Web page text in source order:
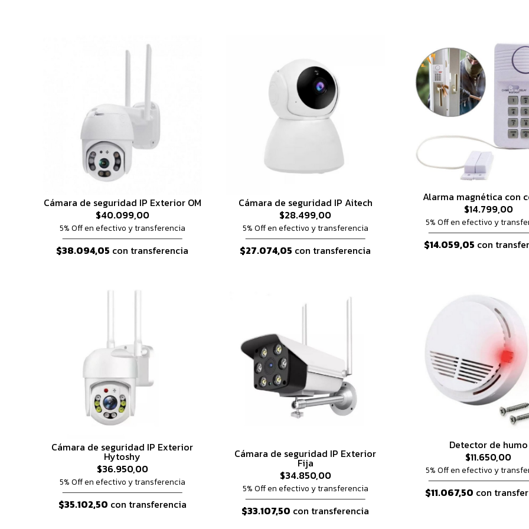
Cámara de seguridad IP Exterior OM
$40.099,00
5% Off en efectivo y transferencia
$38.094,05 con transferencia
Cámara de seguridad IP Aitech
$28.499,00
5% Off en efectivo y transferencia
$27.074,05 con transferencia
Alarma magnética con
$14.799,00
5% Off en efectivo y
$14.059,05 con
Cámara de seguridad IP Exterior
Hytoshy
$36.950,00
5% Off en efectivo y transferencia
$35.102,50 con transferencia
Cámara de seguridad IP Exterior
Fija
$34.850,00
5% Off en efectivo y transferencia
$33.107,50 con transferencia
Detector de humo
$11.650,00
5% Off en efectivo y
$11.067,50 con